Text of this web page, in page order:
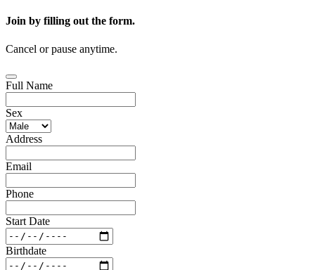
Join by filling out the form.
Cancel or pause anytime.
Full Name
Sex
Address
Email
Phone
Start Date
Birthdate